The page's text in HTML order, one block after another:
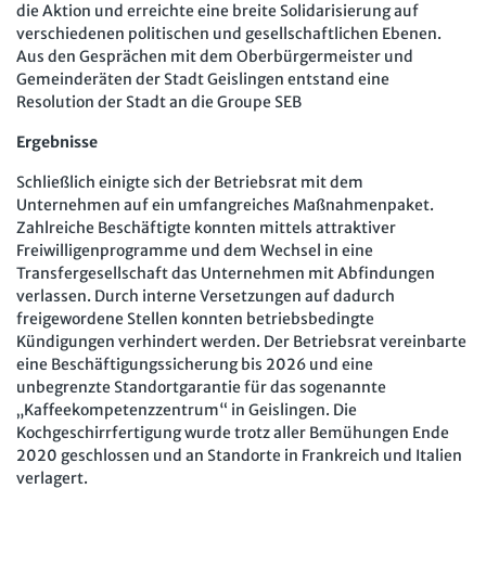
die Aktion und erreichte eine breite Solidarisierung auf
verschiedenen politischen und gesellschaftlichen Ebenen.
Aus den Gesprächen mit dem Oberbürgermeister und
Gemeinderäten der Stadt Geislingen entstand eine
Resolution der Stadt an die Groupe SEB
Ergebnisse
Schließlich einigte sich der Betriebsrat mit dem
Unternehmen auf ein umfangreiches Maßnahmenpaket.
Zahlreiche Beschäftigte konnten mittels attraktiver
Freiwilligenprogramme und dem Wechsel in eine
Transfergesellschaft das Unternehmen mit Abfindungen
verlassen. Durch interne Versetzungen auf dadurch
freigewordene Stellen konnten betriebsbedingte
Kündigungen verhindert werden. Der Betriebsrat vereinbarte
eine Beschäftigungssicherung bis 2026 und eine
unbegrenzte Standortgarantie für das sogenannte
„Kaffeekompetenzzentrum“ in Geislingen. Die
Kochgeschirrfertigung wurde trotz aller Bemühungen Ende
2020 geschlossen und an Standorte in Frankreich und Italien
verlagert.